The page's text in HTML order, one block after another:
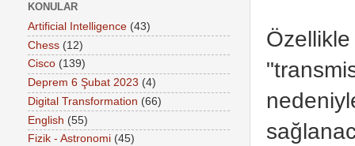
Özellikle
KONULAR
Artificial Intelligence (43)
Chess (12)
Cisco (139)
Deprem 6 Şubat 2023 (4)
Digital Transformation (66)
English (55)
Fizik - Astronomi (45)